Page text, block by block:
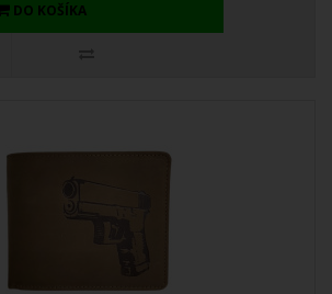
DO KOŠÍKA